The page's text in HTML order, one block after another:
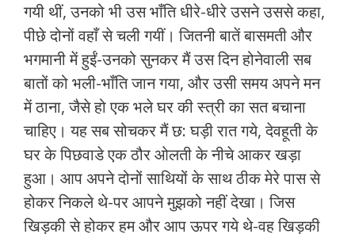
गयी थीं, उनको भी उस भाँति धीरे-धीरे उसने उससे कहा,
पीछे दोनों वहाँ से चली गयीं। जितनी बातें बासमती और
भगमानी में हुईं-उनको सुनकर मैं उस दिन होनेवाली सब
बातों को भली-भाँति जान गया, और उसी समय अपने मन
में ठाना, जैसे हो एक भले घर की स्त्री का सत बचाना
चाहिए। यह सब सोचकर मैं छ: घड़ी रात गये, देवहूती के
घर के पिछवाडे एक ठौर ओलती के नीचे आकर खड़ा
हुआ। आप अपने दोनों साथियों के साथ ठीक मेरे पास से
होकर निकले थे-पर आपने मुझको नहीं देखा। जिस
खिड़की से होकर हम और आप ऊपर गये थे-वह खिड़की